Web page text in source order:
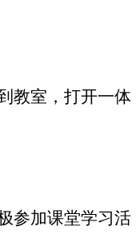
教室，打开一体
参加课堂学习活